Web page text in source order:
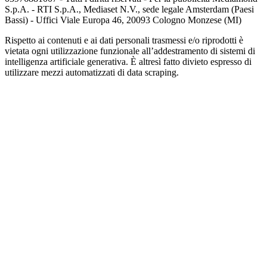
S.p.A. - RTI S.p.A., Mediaset N.V., sede legale Amsterdam (Paesi
Bassi) - Uffici Viale Europa 46, 20093 Cologno Monzese (MI)
Rispetto ai contenuti e ai dati personali trasmessi e/o riprodotti è
vietata ogni utilizzazione funzionale all’addestramento di sistemi di
intelligenza artificiale generativa. È altresì fatto divieto espresso di
utilizzare mezzi automatizzati di data scraping.